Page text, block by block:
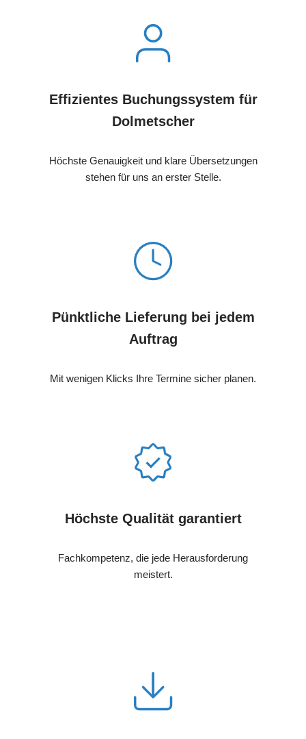
Effizientes Buchungssystem für
Dolmetscher
Höchste Genauigkeit und klare Übersetzungen
stehen für uns an erster Stelle.
Pünktliche Lieferung bei jedem
Auftrag
Mit wenigen Klicks Ihre Termine sicher planen.
Höchste Qualität garantiert
Fachkompetenz, die jede Herausforderung
meistert.